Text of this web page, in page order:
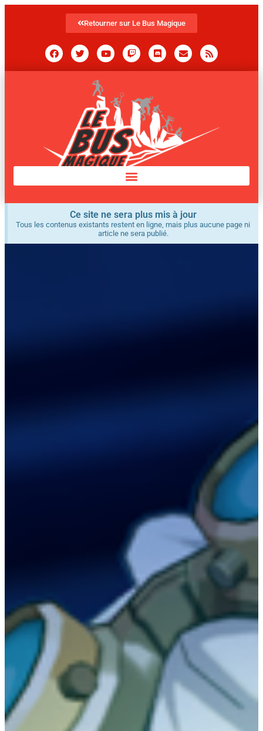
Retourner sur Le Bus Magique
Ce site ne sera plus mis à jour
Tous les contenus existants restent en ligne, mais plus aucune page ni
article ne sera publié.